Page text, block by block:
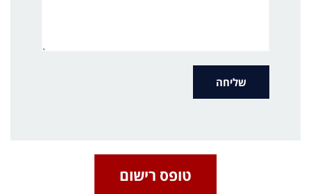
טופס רישום